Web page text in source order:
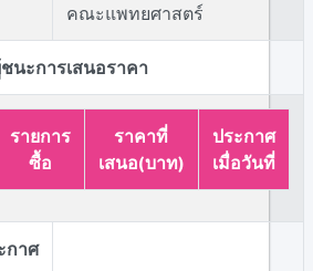
คณะแพทยศาสตร์
นะการเสนอราคา
รายการ
ซื้อ
ราคาที่
เสนอ(บาท)
ประกาศ
เมื่อวันที่
กาศ